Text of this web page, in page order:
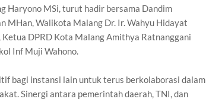
Haryono MSi, turut hadir bersama Dandim
MHan, Walikota Malang Dr. Ir. Wahyu Hidayat
DPRD Kota Malang Amithya Ratnanggani
Inf Muji Wahono.
bagi instansi lain untuk terus berkolaborasi dalam
Sinergi antara pemerintah daerah, TNI, dan